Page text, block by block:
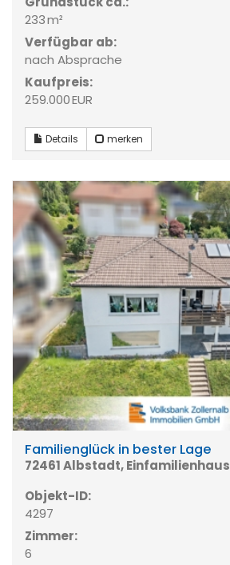
233 m²
Verfügbar ab:
nach Absprache
Kaufpreis:
259.000 EUR
Details merken
Familienglück in bester Lage
72461 Albstadt, Einfamilienhaus
Objekt-ID:
4297
Zimmer:
6